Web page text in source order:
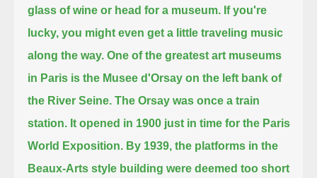
glass of wine or head for a museum. If you're
lucky, you might even get a little traveling music
along the way. One of the greatest art museums
in Paris is the Musee d'Orsay on the left bank of
the River Seine. The Orsay was once a train
station. It opened in 1900 just in time for the Paris
World Exposition. By 1939, the platforms in the
Beaux-Arts style building were deemed too short